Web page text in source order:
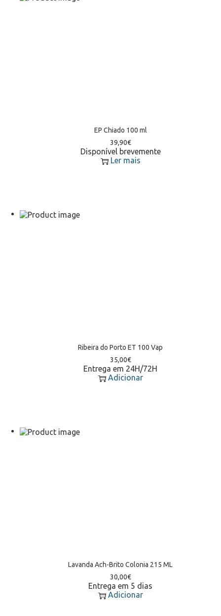
EP Chiado 100 ml
39,90€
Disponível brevemente
Ler mais
Ribeira do Porto ET 100 Vap
35,00€
Entrega em 24H/72H
Adicionar
Lavanda Ach-Brito Colonia 215 ML
30,00€
Entrega em 5 dias
Adicionar